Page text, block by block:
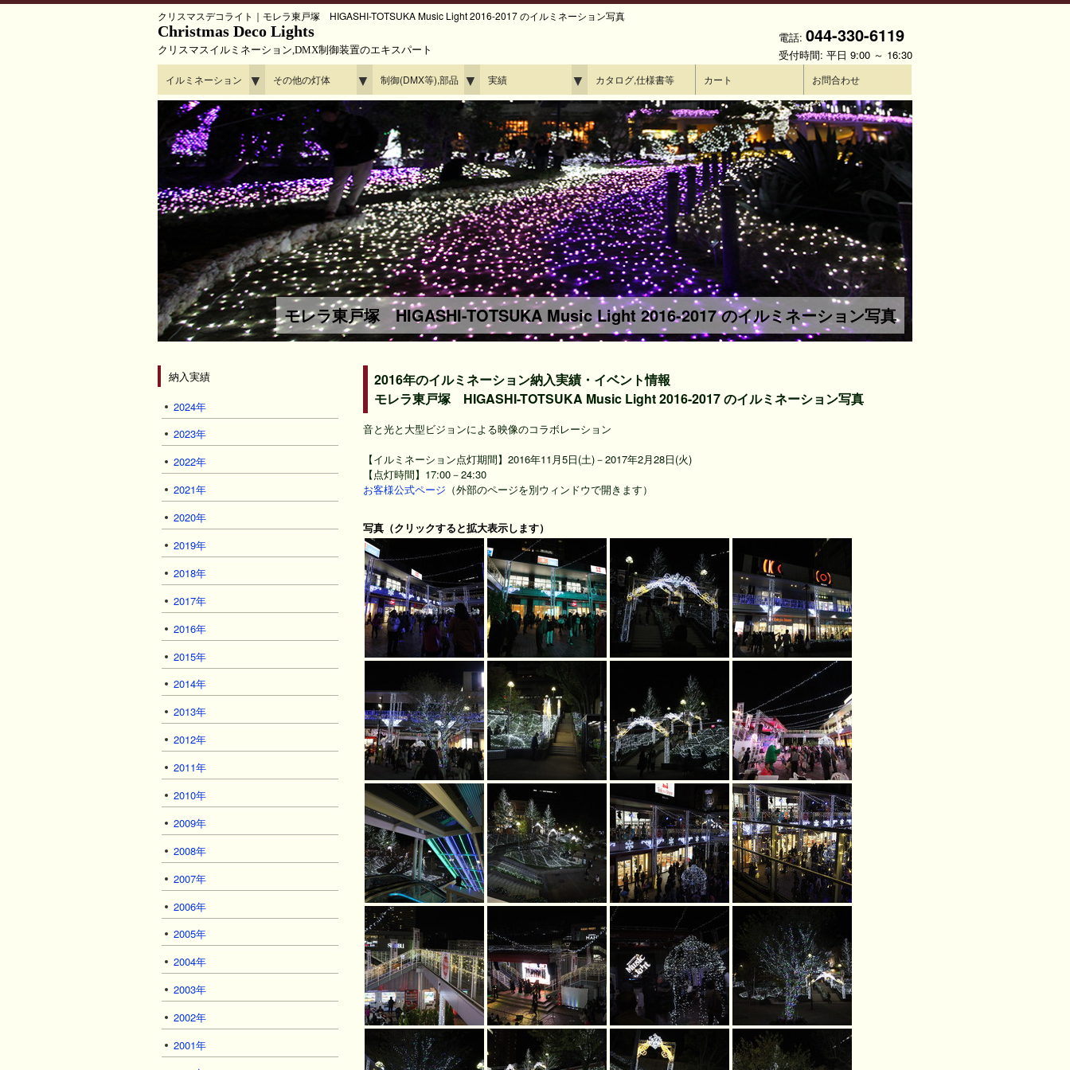
クリスマスデコライト｜モレラ東戸塚 HIGASHI-TOTSUKA Music Light 2016-2017 のイルミネーション写真
Christmas Deco Lights
クリスマスイルミネーション,DMX制御装置のエキスパート
電話: 044-330-6119
受付時間: 平日 9:00 ～ 16:30
イルミネーション ▼ その他の灯体 ▼ 制御(DMX等),部品 ▼ 実績 ▼ カタログ,仕様書等 カート お問合わせ
モレラ東戸塚 HIGASHI-TOTSUKA Music Light 2016-2017 のイルミネーション写真
2016年のイルミネーション納入実績・イベント情報
モレラ東戸塚 HIGASHI-TOTSUKA Music Light 2016-2017 のイルミネーション写真
音と光と大型ビジョンによる映像のコラボレーション
【イルミネーション点灯期間】2016年11月5日(土)－2017年2月28日(火)
【点灯時間】17:00－24:30
お客様公式ページ （外部のページを別ウィンドウで開きます）
写真（クリックすると拡大表示します）
納入実績
2024年
2023年
2022年
2021年
2020年
2019年
2018年
2017年
2016年
2015年
2014年
2013年
2012年
2011年
2010年
2009年
2008年
2007年
2006年
2005年
2004年
2003年
2002年
2001年